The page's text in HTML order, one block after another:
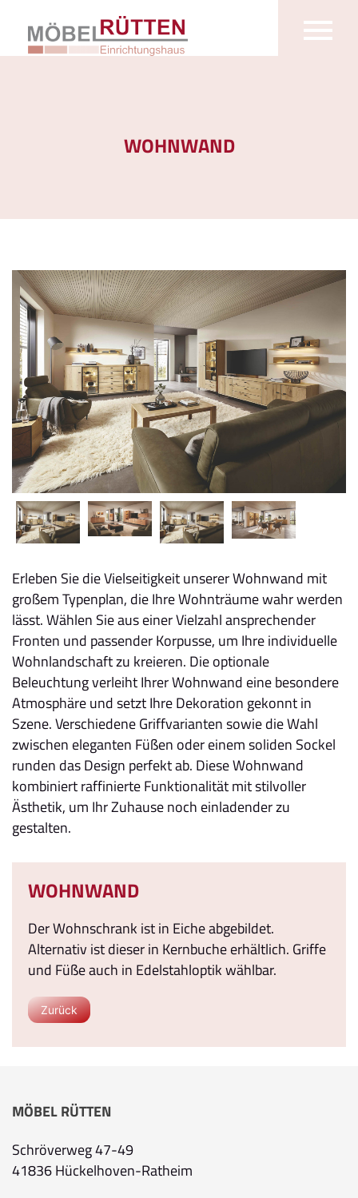
WOHNWAND
Erleben Sie die Vielseitigkeit unserer Wohnwand mit
großem Typenplan, die Ihre Wohnträume wahr werden
lässt. Wählen Sie aus einer Vielzahl ansprechender
Fronten und passender Korpusse, um Ihre individuelle
Wohnlandschaft zu kreieren. Die optionale
Beleuchtung verleiht Ihrer Wohnwand eine besondere
Atmosphäre und setzt Ihre Dekoration gekonnt in
Szene. Verschiedene Griffvarianten sowie die Wahl
zwischen eleganten Füßen oder einem soliden Sockel
runden das Design perfekt ab. Diese Wohnwand
kombiniert raffinierte Funktionalität mit stilvoller
Ästhetik, um Ihr Zuhause noch einladender zu
gestalten.
WOHNWAND
Der Wohnschrank ist in Eiche abgebildet.
Alternativ ist dieser in Kernbuche erhältlich. Griffe
und Füße auch in Edelstahloptik wählbar.
Zurück
MÖBEL RÜTTEN
Schröverweg 47-49
41836 Hückelhoven-Ratheim